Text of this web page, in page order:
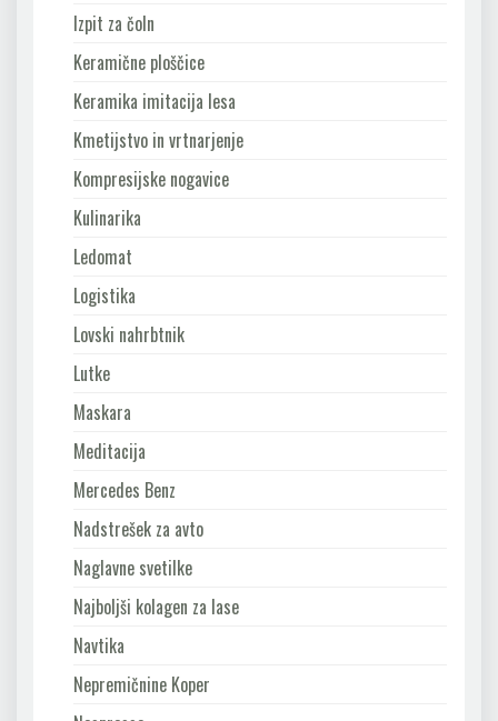
Izpit za čoln
Keramične ploščice
Keramika imitacija lesa
Kmetijstvo in vrtnarjenje
Kompresijske nogavice
Kulinarika
Ledomat
Logistika
Lovski nahrbtnik
Lutke
Maskara
Meditacija
Mercedes Benz
Nadstrešek za avto
Naglavne svetilke
Najboljši kolagen za lase
Navtika
Nepremičnine Koper